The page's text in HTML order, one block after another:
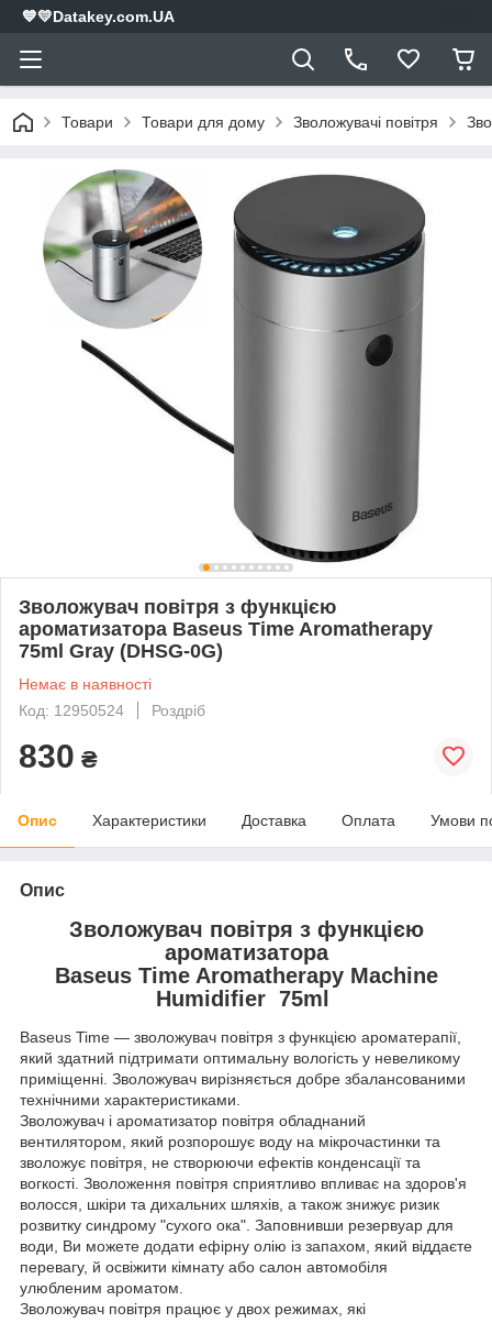
💙💛Datakey.com.UA
Товари Товари для дому Зволожувачі повітря
Зволожувач повітря з функцією
ароматизатора Baseus Time Aromatherapy
75ml Gray (DHSG-0G)
Немає в наявності
Код: 12950524
Роздріб
830 ₴
Опис Характеристики Доставка Оплата Умови
Опис
Зволожувач повітря з функцією
ароматизатора
Baseus Time Aromatherapy Machine
Humidifier 75ml
Baseus Time — зволожувач повітря з функцією ароматерапії,
який здатний підтримати оптимальну вологість у невеликому
приміщенні. Зволожувач вирізняється добре збалансованими
технічними характеристиками.
Зволожувач і ароматизатор повітря обладнаний
вентилятором, який розпорошує воду на мікрочастинки та
зволожує повітря, не створюючи ефектів конденсації та
вогкості. Зволоження повітря сприятливо впливає на здоров'я
волосся, шкіри та дихальних шляхів, а також знижує ризик
розвитку синдрому "сухого ока". Заповнивши резервуар для
води, Ви можете додати ефірну олію із запахом, який віддаєте
перевагу, й освіжити кімнату або салон автомобіля
улюбленим ароматом.
Зволожувач повітря працює у двох режимах, які